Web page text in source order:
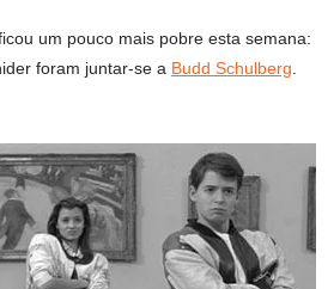
um pouco mais pobre esta semana:
foram juntar-se a Budd Schulberg